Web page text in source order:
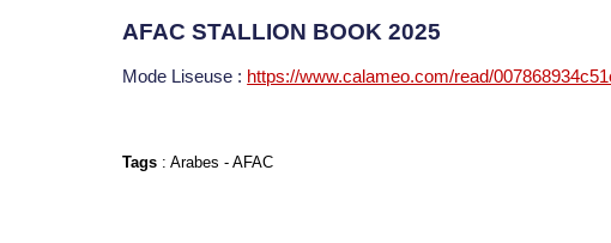
AFAC STALLION BOOK 2025
Mode Liseuse : https://www.calameo.com/read/
Tags :Arabes -AFAC